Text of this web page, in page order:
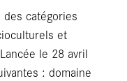
catégories
et
le 28 avril
: domaine